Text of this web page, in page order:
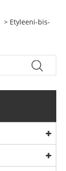
> Etyleeni-bis-